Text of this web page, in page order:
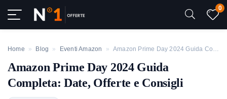
0
Home » Blog » Eventi Amazon » Amazon Prime Day 2024 Guida Completa: Date, Offerte e Consigli
Amazon Prime Day 2024 Guida
Completa: Date, Offerte e Consigli